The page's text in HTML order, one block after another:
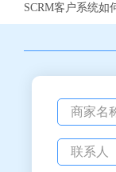
SCRM客户系统如